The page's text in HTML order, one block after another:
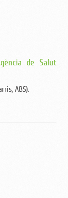
de Salut
ABS).